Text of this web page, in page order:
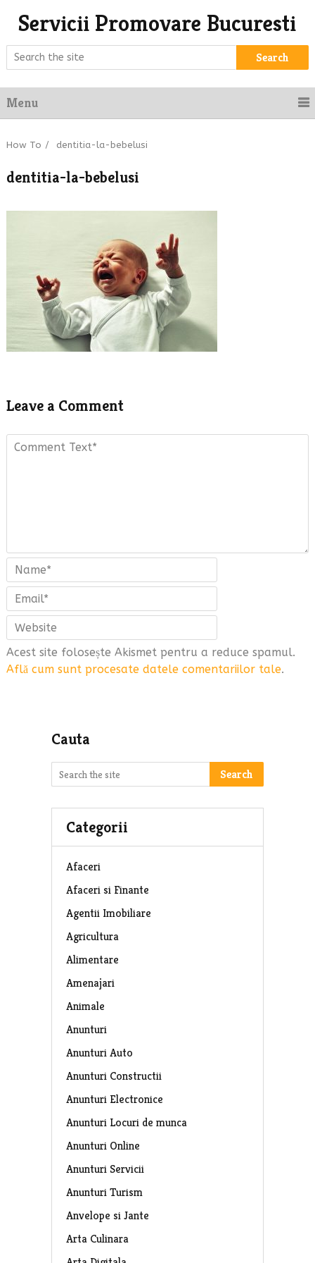
Servicii Promovare Bucuresti
Search
Menu
How To / dentitia-la-bebelusi
dentitia-la-bebelusi
Leave a Comment
Acest site folosește Akismet pentru a reduce spamul.
Află cum sunt procesate datele comentariilor tale.
Cauta
Search
Categorii
Afaceri
Afaceri si Finante
Agentii Imobiliare
Agricultura
Alimentare
Amenajari
Animale
Anunturi
Anunturi Auto
Anunturi Constructii
Anunturi Electronice
Anunturi Locuri de munca
Anunturi Online
Anunturi Servicii
Anunturi Turism
Anvelope si Jante
Arta Culinara